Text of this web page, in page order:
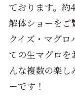
ております。約
解体ショーをご
クイズ・マグ
ての生マグロを
んな複数の楽し
ーです！